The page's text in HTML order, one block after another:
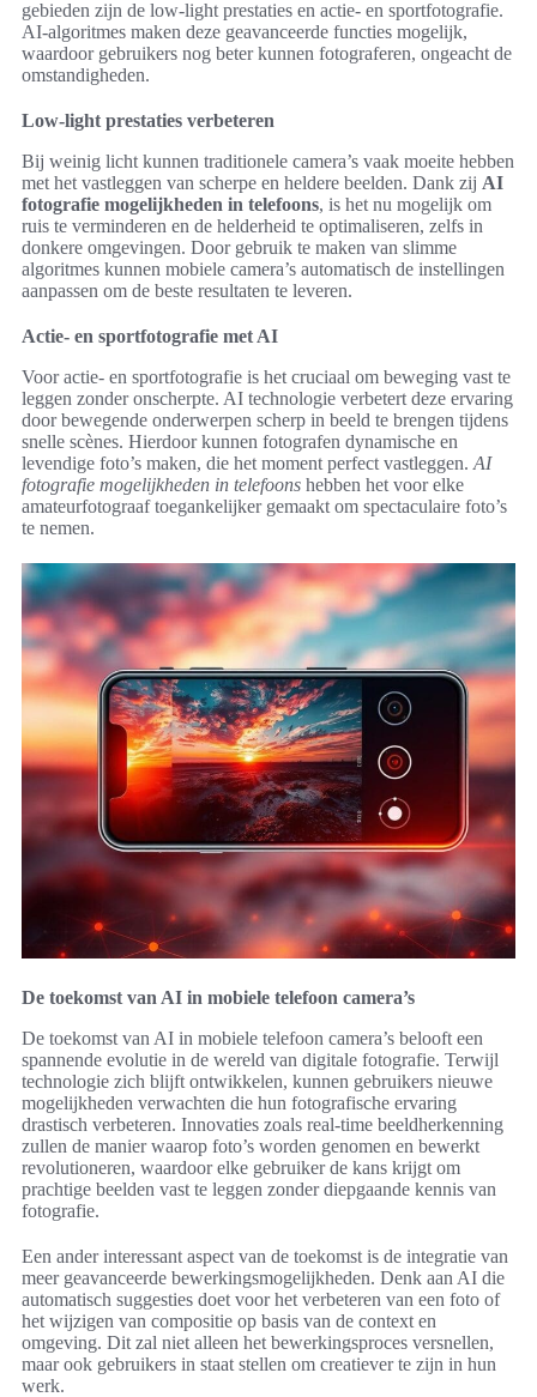
gebieden zijn de low-light prestaties en actie- en sportfotografie.
AI-algoritmes maken deze geavanceerde functies mogelijk,
waardoor gebruikers nog beter kunnen fotograferen, ongeacht de
omstandigheden.
Low-light prestaties verbeteren
Bij weinig licht kunnen traditionele camera’s vaak moeite hebben
met het vastleggen van scherpe en heldere beelden. Dank zij AI
fotografie mogelijkheden in telefoons, is het nu mogelijk om
ruis te verminderen en de helderheid te optimaliseren, zelfs in
donkere omgevingen. Door gebruik te maken van slimme
algoritmes kunnen mobiele camera’s automatisch de instellingen
aanpassen om de beste resultaten te leveren.
Actie- en sportfotografie met AI
Voor actie- en sportfotografie is het cruciaal om beweging vast te
leggen zonder onscherpte. AI technologie verbetert deze ervaring
door bewegende onderwerpen scherp in beeld te brengen tijdens
snelle scènes. Hierdoor kunnen fotografen dynamische en
levendige foto’s maken, die het moment perfect vastleggen. AI
fotografie mogelijkheden in telefoons hebben het voor elke
amateurfotograaf toegankelijker gemaakt om spectaculaire foto’s
te nemen.
De toekomst van AI in mobiele telefoon camera’s
De toekomst van AI in mobiele telefoon camera’s belooft een
spannende evolutie in de wereld van digitale fotografie. Terwijl
technologie zich blijft ontwikkelen, kunnen gebruikers nieuwe
mogelijkheden verwachten die hun fotografische ervaring
drastisch verbeteren. Innovaties zoals real-time beeldherkenning
zullen de manier waarop foto’s worden genomen en bewerkt
revolutioneren, waardoor elke gebruiker de kans krijgt om
prachtige beelden vast te leggen zonder diepgaande kennis van
fotografie.
Een ander interessant aspect van de toekomst is de integratie van
meer geavanceerde bewerkingsmogelijkheden. Denk aan AI die
automatisch suggesties doet voor het verbeteren van een foto of
het wijzigen van compositie op basis van de context en
omgeving. Dit zal niet alleen het bewerkingsproces versnellen,
maar ook gebruikers in staat stellen om creatiever te zijn in hun
werk.